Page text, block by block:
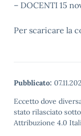
– DOCENTI 15
Per scaricare la
Pubblicato:
Eccetto dove
stato rilasciato
Attribuzione 4.0